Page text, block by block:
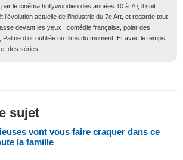
par le cinéma hollywoodien des années 10 à 70, il suit
l’évolution actuelle de l’industrie du 7e Art, et regarde tout
devant les yeux : comédie française, polar des
Palme d’or oubliée ou films du moment. Et avec le temps
des séries.
sujet
vont vous faire craquer dans ce
la famille